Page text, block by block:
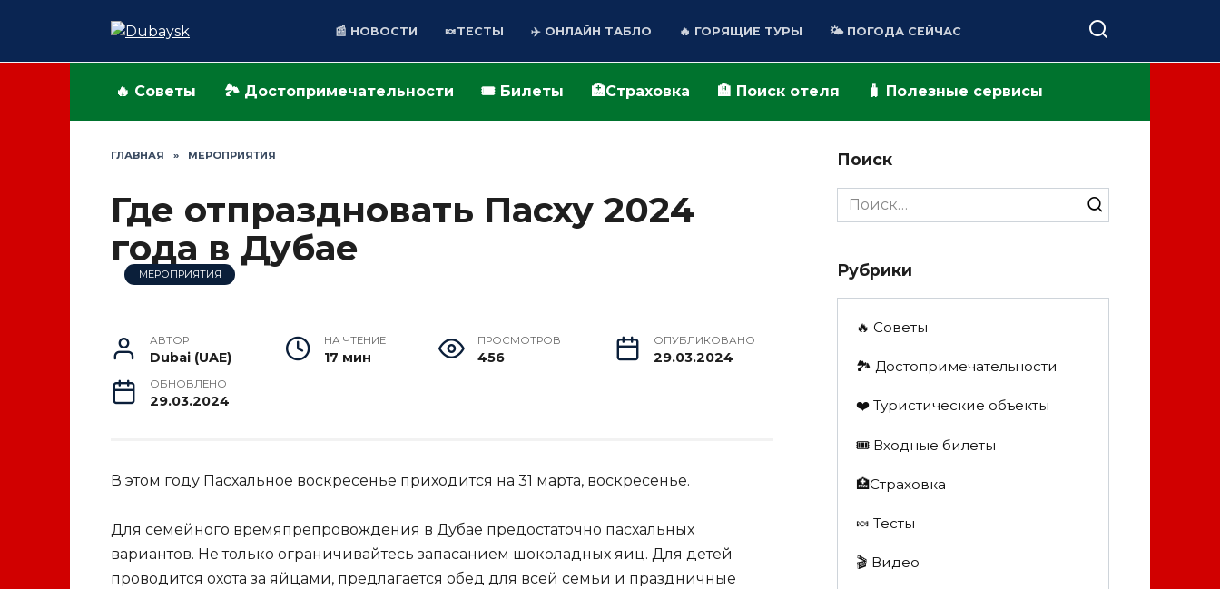
📰 НОВОСТИ 🍬ТЕСТЫ ✈️ ОНЛАЙН ТАБЛО 🔥 ГОРЯЩИЕ ТУРЫ 🌤️ ПОГОДА СЕЙЧАС
🔥 Советы 🏞️ Достопримечательности 🎟️ Билеты 🏥Страховка 🏨 Поиск отеля 🧳 Полезные сервисы
ГЛАВНАЯ » МЕРОПРИЯТИЯ
Где отпраздновать Пасху 2024
года в Дубае
МЕРОПРИЯТИЯ
АВТОР
Dubai (UAE)
НА ЧТЕНИЕ
17 мин
ПРОСМОТРОВ
456
ОПУБЛИКОВАНО
29.03.2024
ОБНОВЛЕНО
29.03.2024
В этом году Пасхальное воскресенье приходится на 31 марта, воскресенье.
Для семейного времяпрепровождения в Дубае предостаточно пасхальных
вариантов. Не только ограничивайтесь запасанием шоколадных яиц. Для детей
проводится охота за яйцами, предлагается обед для всей семьи и праздничные
Поиск
Search
for:
Рубрики
🔥 Советы
🏞️ Достопримечательности
❤️ Туристические объекты
🎟️ Входные билеты
🏥Страховка
🍬 Тесты
🎬 Видео